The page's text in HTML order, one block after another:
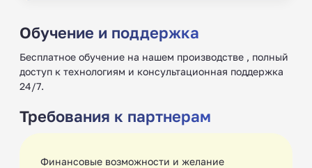
Обучение и поддержка
Бесплатное обучение на нашем производстве , полный
доступ к технологиям и консультационная поддержка
24/7.
Требования к партнерам
Финансовые возможности и желание